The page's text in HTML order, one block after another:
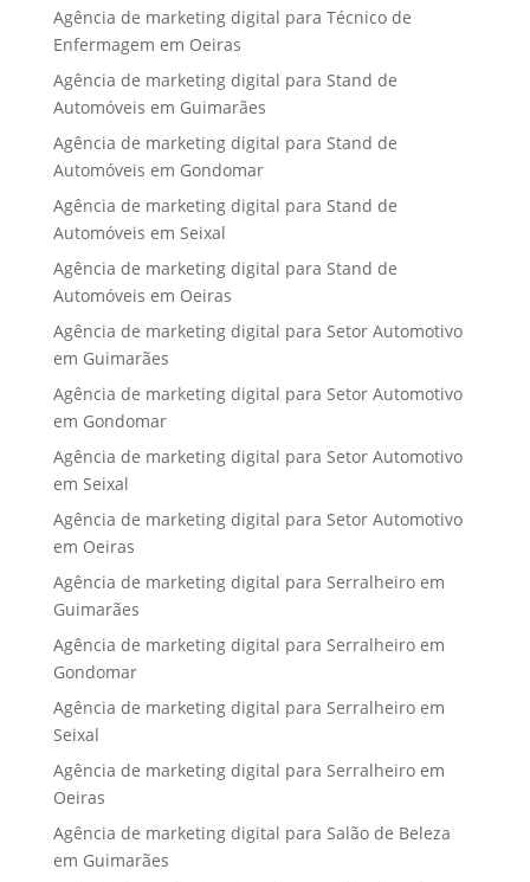
Agência de marketing digital para Técnico de
Enfermagem em Oeiras
Agência de marketing digital para Stand de
Automóveis em Guimarães
Agência de marketing digital para Stand de
Automóveis em Gondomar
Agência de marketing digital para Stand de
Automóveis em Seixal
Agência de marketing digital para Stand de
Automóveis em Oeiras
Agência de marketing digital para Setor Automotivo
em Guimarães
Agência de marketing digital para Setor Automotivo
em Gondomar
Agência de marketing digital para Setor Automotivo
em Seixal
Agência de marketing digital para Setor Automotivo
em Oeiras
Agência de marketing digital para Serralheiro em
Guimarães
Agência de marketing digital para Serralheiro em
Gondomar
Agência de marketing digital para Serralheiro em
Seixal
Agência de marketing digital para Serralheiro em
Oeiras
Agência de marketing digital para Salão de Beleza
em Guimarães